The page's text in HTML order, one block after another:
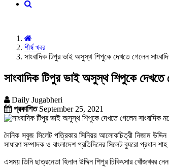
শীর্ষ খবর
সাংবাদিক টিপুর ভাই অসুস্থ শিপুকে দেখতে গেলেন
সাংবাদিক টিপুর ভাই অসুস্থ শিপুকে দেখতে
Daily Jugabheri
প্রকাশিতSeptember 25, 2021
দৈনিক সবুজ সিলেট পত্রিকার সিনিয়র আলোকচিত্রী নিজাম
সাধারণ সম্পাদক ও বাংলাদেশ প্রতিদিনের সিলেট ব্যুরো প্রধান
এসময় তিনি ছাত্রনেতা হিলাল উদ্দিন শিপুর চিকিৎসার খোঁজখবর